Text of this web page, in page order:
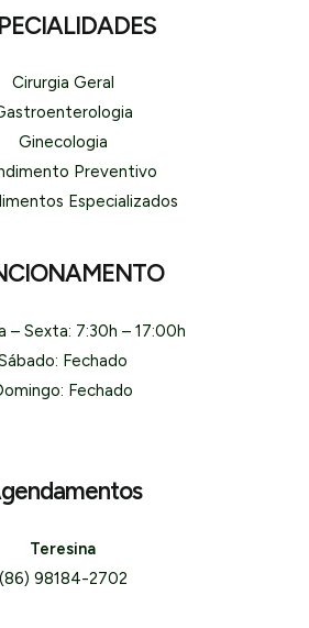
Cirurgia Geral
Ginecologia
Preventivo
Especializados
– Sexta: 7:30h – 17:00h
Fechado
Fechado
Teresina
(86) 98184-2702